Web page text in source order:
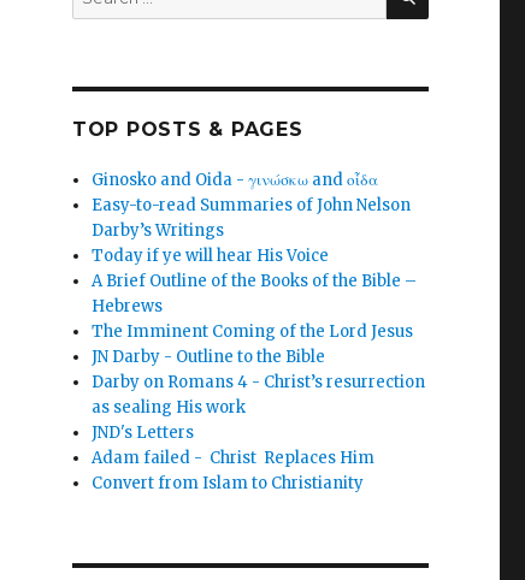
for:
TOP POSTS & PAGES
Ginosko and Oida - γινώσκω and οἶδα
Easy-to-read Summaries of John Nelson
Darby’s Writings
Today if ye will hear His Voice
A Brief Outline of the Books of the Bible –
Hebrews
The Imminent Coming of the Lord Jesus
JN Darby - Outline to the Bible
Darby on Romans 4 - Christ’s resurrection
as sealing His work
JND's Letters
Adam failed - Christ Replaces Him
Convert from Islam to Christianity